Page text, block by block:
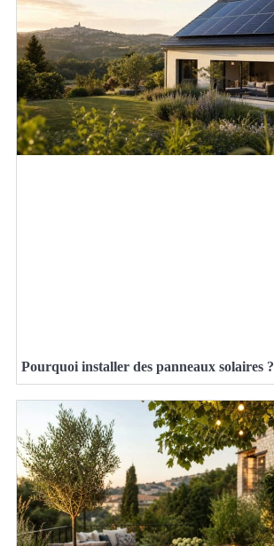
Pourquoi installer des panneaux solaires ?